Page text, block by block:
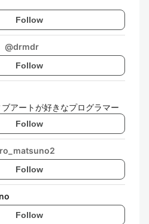
Follow
@drmdr
Follow
アートが好きなプログラマー
Follow
Follow
Follow